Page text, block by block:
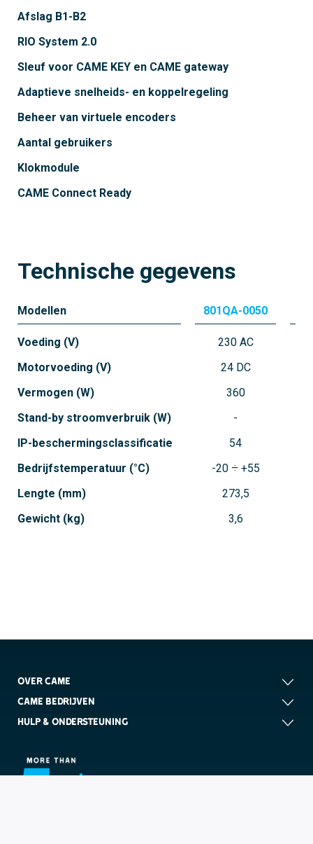
Afslag B1-B2
RIO System 2.0
Sleuf voor CAME KEY en CAME gateway
Adaptieve snelheids- en koppelregeling
Beheer van virtuele encoders
Aantal gebruikers
Klokmodule
CAME Connect Ready
Technische gegevens
Modellen
Voeding (V)
Motorvoeding (V)
Vermogen (W)
Stand-by stroomverbruik (W)
IP-beschermingsclassificatie
Bedrijfstemperatuur (°C)
Lengte (mm)
Gewicht (kg)
801QA-0050
230 AC
24 DC
360
54
-20 ÷ +55
273,5
3,6
OVER CAME
CAME BEDRIJVEN
HULP & ONDERSTEUNING